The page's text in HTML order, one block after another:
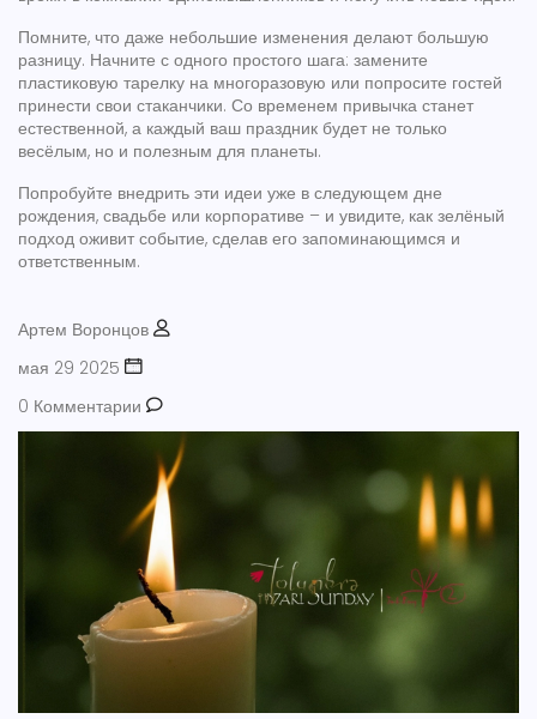
Помните, что даже небольшие изменения делают большую
разницу. Начните с одного простого шага: замените
пластиковую тарелку на многоразовую или попросите гостей
принести свои стаканчики. Со временем привычка станет
естественной, а каждый ваш праздник будет не только
весёлым, но и полезным для планеты.
Попробуйте внедрить эти идеи уже в следующем дне
рождения, свадьбе или корпоративе – и увидите, как зелёный
подход оживит событие, сделав его запоминающимся и
ответственным.
Артем Воронцов
мая 29 2025
0 Комментарии